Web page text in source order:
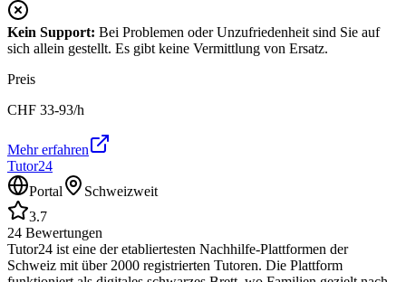
Kein Support: Bei Problemen oder Unzufriedenheit sind Sie auf
sich allein gestellt. Es gibt keine Vermittlung von Ersatz.
Preis
CHF 33-93/h
Mehr erfahren
Tutor24
Portal
Schweizweit
3.7
24 Bewertungen
Tutor24 ist eine der etabliertesten Nachhilfe-Plattformen der
Schweiz mit über 2000 registrierten Tutoren. Die Plattform